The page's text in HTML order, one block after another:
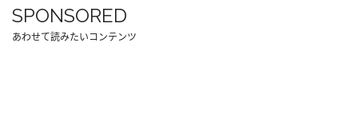
SPONSORED
あわせて読みたいコンテンツ